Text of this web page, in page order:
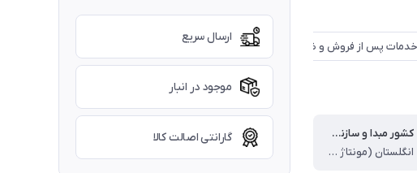
کشور مبدا و سازنده برند
انگلستان (مونتاژ چین)
ارسال سریع
موجود در انبار
گارانتی اصالت کالا